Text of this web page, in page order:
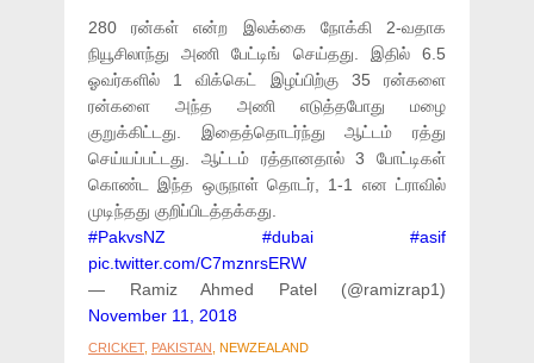
280 ரன்கள் என்ற இலக்கை நோக்கி 2-வதாக
நியூசிலாந்து அணி பேட்டிங் செய்தது. இதில் 6.5
ஓவர்களில் 1 விக்கெட் இழப்பிற்கு 35 ரன்களை
ரன்களை அந்த அணி எடுத்தபோது மழை
குறுக்கிட்டது. இதைத்தொடர்ந்து ஆட்டம் ரத்து
செய்யப்பட்டது. ஆட்டம் ரத்தானதால் 3 போட்டிகள்
கொண்ட இந்த ஒருநாள் தொடர், 1-1 என ட்ராவில்
முடிந்தது குறிப்பிடத்தக்கது.
#PakvsNZ
#dubai
#asif
pic.twitter.com/C7mznrsERW
— Ramiz Ahmed Patel (@ramizrap1)
November 11, 2018
CRICKET, PAKISTAN , NEWZEALAND